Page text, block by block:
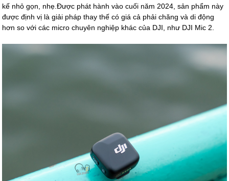
kế nhỏ gọn, nhẹ.Được phát hành vào cuối năm 2024, sản phẩm này
được định vị là giải pháp thay thế có giá cả phải chăng và di động
hơn so với các micro chuyên nghiệp khác của DJI, như DJI Mic 2.